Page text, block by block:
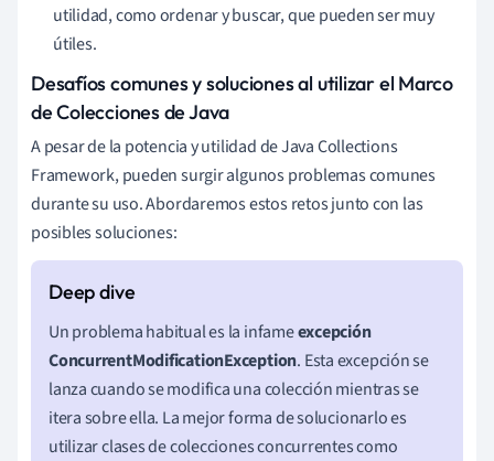
utilidad, como ordenar y buscar, que pueden ser muy
útiles.
Desafíos comunes y soluciones al utilizar el Marco
de Colecciones de Java
A pesar de la potencia y utilidad de Java Collections
Framework, pueden surgir algunos problemas comunes
durante su uso. Abordaremos estos retos junto con las
posibles soluciones:
Un problema habitual es la infameexcepción
ConcurrentModificationException. Esta excepción se
lanza cuando se modifica una colección mientras se
itera sobre ella. La mejor forma de solucionarlo es
utilizar clases de colecciones concurrentes como